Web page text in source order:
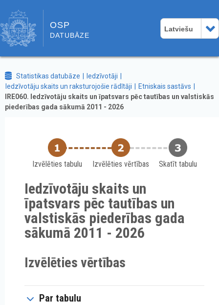
OSP
DATUBĀZE
Latviešu
Statistikas datubāze
Iedzīvotāji
Iedzīvotāju skaits un raksturojošie rādītāji
Etniskais sastāvs
IRE060. Iedzīvotāju skaits un īpatsvars pēc tautības un valstiskās
piederības gada sākumā 2011 - 2026
Izvēlēties tabulu Izvēlēties vērtības Skatīt tabulu
Iedzīvotāju skaits un
īpatsvars pēc tautības un
valstiskās piederības gada
sākumā 2011 - 2026
Izvēlēties vērtības
Par tabulu